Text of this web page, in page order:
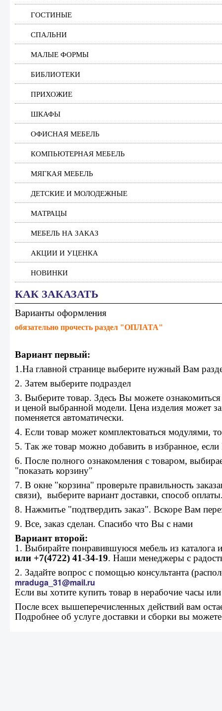
ГОСТИНЫЕ
СПАЛЬНИ
МАЛЫЕ ФОРМЫ
БИБЛИОТЕКИ
ПРИХОЖИЕ
ШКАФЫ
ОФИСНАЯ МЕБЕЛЬ
КОМПЬЮТЕРНАЯ МЕБЕЛЬ
МЯГКАЯ МЕБЕЛЬ
ДЕТСКИЕ И МОЛОДЕЖНЫЕ
МАТРАЦЫ
МЕБЕЛЬ НА ЗАКАЗ
АКЦИИ И УЦЕНКА
НОВИНКИ
КАК ЗАКАЗАТЬ
Варианты оформления
обязательно прочесть раздел "ОПЛАТА"
Вариант первый:
1.На главной странице выберите нужный Вам
2. Затем выберите подраздел
3. Выберите товар. Здесь Вы можете
и ценой выбранной модели. Цена изделия может
поменяется автоматически.
4. Если товар может комплектоваться модулями,
5. Так же товар можно добавить в избранное, если
6. После полного ознакомления с товаром,
"показать корзину"
7. В окне "корзина" проверьте правильность
связи), выберите вариант доставки, способ
8. Нажмитье "подтвердить заказ". Вскоре Вам
9. Все, заказ сделан. Спасибо что Вы с нами
Вариант второй:
1. Выбирайте понравившуюся мебель из каталога
или +7(4722) 41-34-19. Наши менеджеры с
2. Задайте вопрос с помощью консультанта
mraduga_31@mail.ru
Если вы хотите купить товар в нерабочие часы
После всех вышеперечисленных действий вам
Подробнее об услуге доставки и сборки вы